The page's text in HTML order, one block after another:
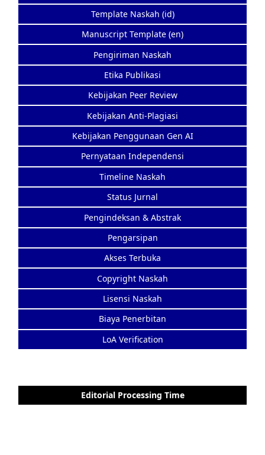
Template Naskah (id)
Manuscript Template (en)
Pengiriman Naskah
Etika Publikasi
Kebijakan Peer Review
Kebijakan Anti-Plagiasi
Kebijakan Penggunaan Gen AI
Pernyataan Independensi
Timeline Naskah
Status Jurnal
Pengindeksan & Abstrak
Pengarsipan
Akses Terbuka
Copyright Naskah
Lisensi Naskah
Biaya Penerbitan
LoA Verification
Editorial Processing Time